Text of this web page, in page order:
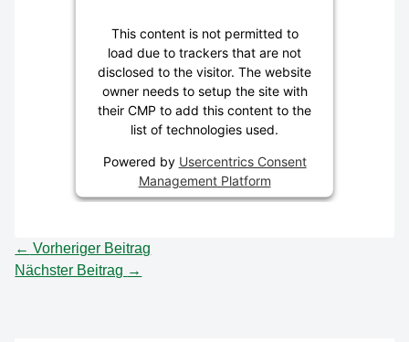
This content is not permitted to
load due to trackers that are not
disclosed to the visitor. The website
owner needs to setup the site with
their CMP to add this content to the
list of technologies used.
Powered by Usercentrics Consent
Management Platform
← Vorheriger Beitrag
Nächster Beitrag →